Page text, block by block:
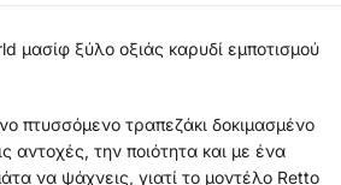
μασίφ ξύλο οξιάς καρυδί εμποτισμού
πτυσσόμενο τραπεζάκι δοκιμασμένο
αντοχές, την ποιότητα και με ένα
να ψάχνεις, γιατί το μοντέλο Retto